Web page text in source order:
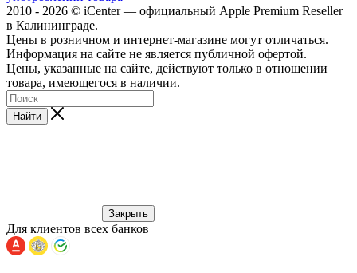
2010 - 2026 © iCenter — официальный Apple Premium Reseller
в Калининграде.
Цены в розничном и интернет-магазине могут отличаться.
Информация на сайте не является публичной офертой.
Цены, указанные на сайте, действуют только в отношении
товара, имеющегося в наличии.
Найти
Закрыть
Для клиентов всех банков